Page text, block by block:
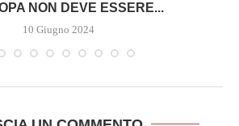
NON DEVE ESSERE...
10 Giugno 2024